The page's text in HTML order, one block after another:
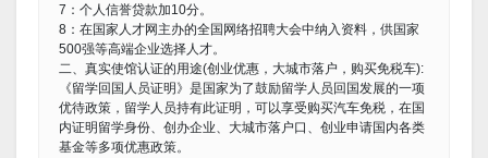
7：个人信誉贷款加10分。
8：在国家人才网主办的全国网络招聘大会中纳入资料，供国家
500强等高端企业选择人才。
二、真实使馆认证的用途(创业优惠，大城市落户，购买免税车):
《留学回国人员证明》是国家为了鼓励留学人员回国发展的一项
优待政策，留学人员持有此证明，可以享受购买汽车免税，在国
内证明留学身份、创办企业、大城市落户口、创业申请国内各类
基金等多项优惠政策。